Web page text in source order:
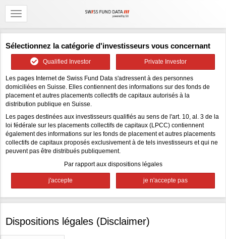
Sélectionnez la catégorie d'investisseurs vous concernant
Qualified Investor Private Investor
Les pages Internet de Swiss Fund Data s'adressent à des personnes
domiciliées en Suisse. Elles contiennent des informations sur des fonds de
placement et autres placements collectifs de capitaux autorisés à la
distribution publique en Suisse.
Les pages destinées aux investisseurs qualifiés au sens de l'art. 10, al. 3 de la
loi fédérale sur les placements collectifs de capitaux (LPCC) contiennent
également des informations sur les fonds de placement et autres placements
collectifs de capitaux proposés exclusivement à de tels investisseurs et qui ne
peuvent pas être distribués publiquement.
Par rapport aux dispositions légales
Dispositions légales (Disclaimer)